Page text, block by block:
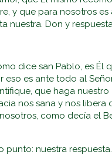
y que para nosotros es
nuestra. Don y
dice san Pablo, es Él
eso es ante todo al
que haga
nos sana y nos
nosotros, como decía el
punto: nuestra